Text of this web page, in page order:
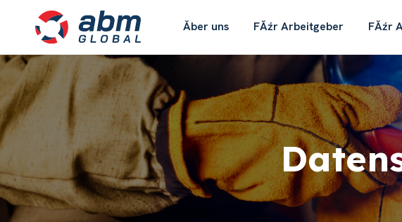
Ăber uns FĂźr Arbeitgeber FĂźr